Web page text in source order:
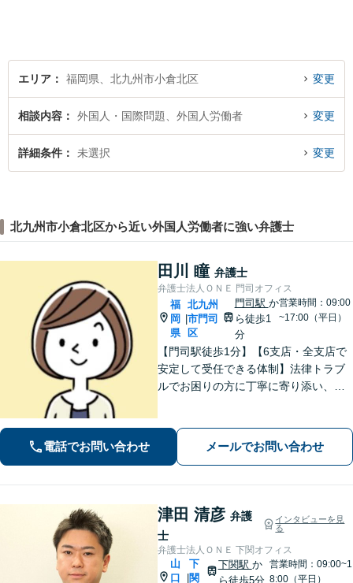
エリア 福岡県、北九州市小倉北区 変更
相談内容 外国人・国際問題、外国人労働者 変更
詳細条件 未選択 変更
北九州市小倉北区から近い外国人労働者に強い弁護士
田川 瞳 弁護士
弁護士法人ＯＮＥ 門司オフィス
福
岡
県
北九州
市門司
区
門司駅 か
ら徒歩1
分
営業時間：09:00
~17:00（平日）
【門司駅徒歩1分】【6支店・全支店で
安定して受任できる体制】法律トラブ
ルでお困りの方に丁寧に寄り添い、納
りの方はぜひご相談ください【駐車場
電話でお問い合わせ メールでお問い合わせ
津田 清彦 弁護
士
インタビューを見
る
弁護士法人ＯＮＥ 下関オフィス
山
口
下
関
下関駅 か
ら徒歩5分
営業時間：09:00~1
8:00（平日）